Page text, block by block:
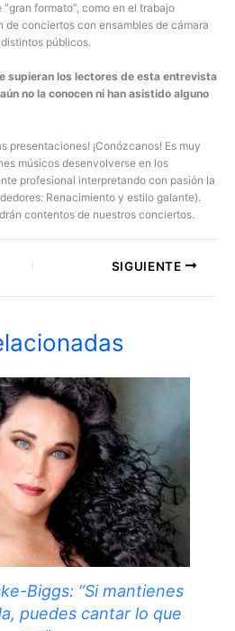
formato”, como en el trabajo
de conciertos con ensambles de cámara
públicos.
supieran los lectores de esta entrevista
no la conocen ni han asistido alguno
presentaciones! ¡Conózcanos! Es muy
músicos desenvolverse en los
profesional interpretando con pasión la
Renacimiento y estilo galante).
contentos de nuestros conciertos.
SIGUIENTE
Biggs: “Si mantienes
puedes cantar lo que